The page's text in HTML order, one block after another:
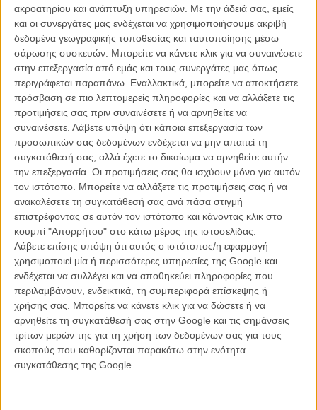
ακροατηρίου και ανάπτυξη υπηρεσιών. Με την άδειά σας, εμείς
και οι συνεργάτες μας ενδέχεται να χρησιμοποιήσουμε ακριβή
δεδομένα γεωγραφικής τοποθεσίας και ταυτοποίησης μέσω
σάρωσης συσκευών. Μπορείτε να κάνετε κλικ για να συναινέσετε
στην επεξεργασία από εμάς και τους συνεργάτες μας όπως
περιγράφεται παραπάνω. Εναλλακτικά, μπορείτε να αποκτήσετε
πρόσβαση σε πιο λεπτομερείς πληροφορίες και να αλλάξετε τις
προτιμήσεις σας πριν συναινέσετε ή να αρνηθείτε να
συναινέσετε. Λάβετε υπόψη ότι κάποια επεξεργασία των
προσωπικών σας δεδομένων ενδέχεται να μην απαιτεί τη
συγκατάθεσή σας, αλλά έχετε το δικαίωμα να αρνηθείτε αυτήν
την επεξεργασία. Οι προτιμήσεις σας θα ισχύουν μόνο για αυτόν
τον ιστότοπο. Μπορείτε να αλλάξετε τις προτιμήσεις σας ή να
ανακαλέσετε τη συγκατάθεσή σας ανά πάσα στιγμή
επιστρέφοντας σε αυτόν τον ιστότοπο και κάνοντας κλικ στο
κουμπί "Απορρήτου" στο κάτω μέρος της ιστοσελίδας.
Λάβετε επίσης υπόψη ότι αυτός ο ιστότοπος/η εφαρμογή
χρησιμοποιεί μία ή περισσότερες υπηρεσίες της Google και
ενδέχεται να συλλέγει και να αποθηκεύει πληροφορίες που
περιλαμβάνουν, ενδεικτικά, τη συμπεριφορά επίσκεψης ή
χρήσης σας. Μπορείτε να κάνετε κλικ για να δώσετε ή να
αρνηθείτε τη συγκατάθεσή σας στην Google και τις σημάνσεις
τρίτων μερών της για τη χρήση των δεδομένων σας για τους
σκοπούς που καθορίζονται παρακάτω στην ενότητα
συγκατάθεσης της Google.
Δείτε κι αυτό: O Τζος Γουίντον, οι Avengers και ένας στρατός από
διάσημους σταρ στο πλευρό της Χίλαρι Κλίντον!
Ολο το σαββατοκύριακο είχε γίνει viral το teaser τους:
A band of heroesWILLassemble
to protect the world from aliens&destruction
and only an act ofGRACEwill save them
και μετά η χαρακτηριστική καρικατουρέ φωνή της Μέγκαν Μαλάλι